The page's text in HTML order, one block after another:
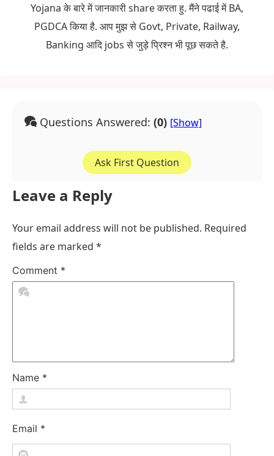
Yojana के बारे में जानकारी share करता हु. मैंने पढाई में BA,
PGDCA किया है. आप मुझ से Govt, Private, Railway,
Banking आदि jobs से जुड़े प्रिश्न भी पूछ सकते है.
Questions Answered: (0)
Ask First Question
Leave a Reply
Your email address will not be published. Required
fields are marked *
Comment *
Name *
Email *